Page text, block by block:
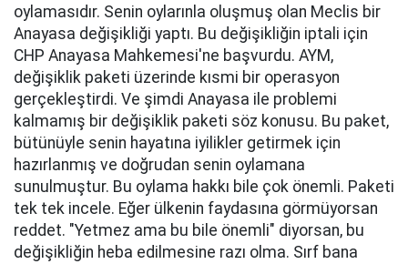
oylamasıdır. Senin oylarınla oluşmuş olan Meclis bir
Anayasa değişikliği yaptı. Bu değişikliğin iptali için
CHP Anayasa Mahkemesi'ne başvurdu. AYM,
değişiklik paketi üzerinde kısmi bir operasyon
gerçekleştirdi. Ve şimdi Anayasa ile problemi
kalmamış bir değişiklik paketi söz konusu. Bu paket,
bütünüyle senin hayatına iyilikler getirmek için
hazırlanmış ve doğrudan senin oylamana
sunulmuştur. Bu oylama hakkı bile çok önemli. Paketi
tek tek incele. Eğer ülkenin faydasına görmüyorsan
reddet. "Yetmez ama bu bile önemli" diyorsan, bu
değişikliğin heba edilmesine razı olma. Sırf bana